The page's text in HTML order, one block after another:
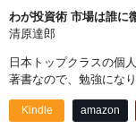
わが投資術 市場は誰に
清原達郎
日本トップクラスの個
著書なので、勉強になり
Kindle amazon